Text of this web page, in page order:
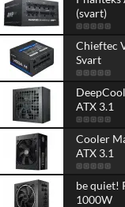
(svart)
Chieftec
Svart
ATX 3.1
Cooler
ATX 3.1
be quiet!
1000W